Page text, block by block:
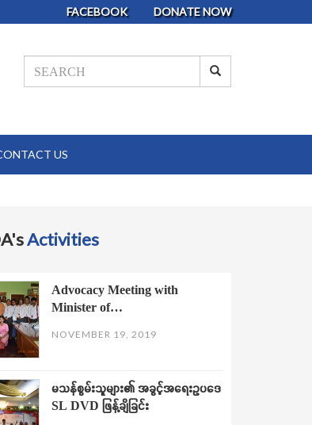
FACEBOOK DONATE NOW
US
Activities
Advocacy Meeting with
Minister of…
NOVEMBER 19, 2019
မသန်စွမ်းသူများ၏ အခွင့်အရေးဥပဒေ
SL DVD ဖြန့်ချိခြင်း